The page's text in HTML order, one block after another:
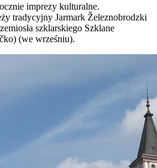
imprezy kulturalne.
tradycyjny Jarmark Železnobrodzki
szklarskiego Szklane
(we wrześniu).